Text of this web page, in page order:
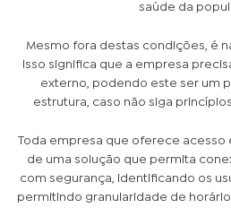
saúde da
Mesmo fora destas condições, é
Isso significa que a empresa
externo, podendo este ser um
estrutura, caso não siga
Toda empresa que oferece acesso
de uma solução que permita
com segurança, identificando os
permitindo granularidade de